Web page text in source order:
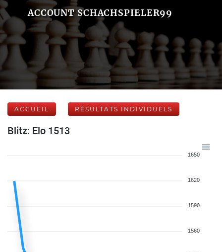
ACCOUNT SCHACHSPIELER99
ACCUEIL RÉSULTATS INDIVIDUELS
Blitz: Elo 1513
1650
1620
1590
1560